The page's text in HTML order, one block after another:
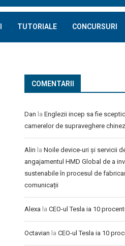
TUTORIALE CONCURSURI
COMENTARII
Dan la Englezii incep sa fie
camerelor de supraveghere
Alin la Noile device-uri și servicii
angajamentul HMD Global de a
sustenabile în procesul de
comunicații
Alexa la CEO-ul Tesla ia 10
Octavian la CEO-ul Tesla ia 10